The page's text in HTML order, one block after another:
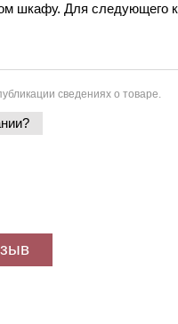
шкафу. Для следующего
сведениях о товаре.